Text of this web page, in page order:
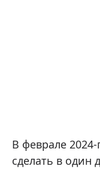
В феврале
сделать в один